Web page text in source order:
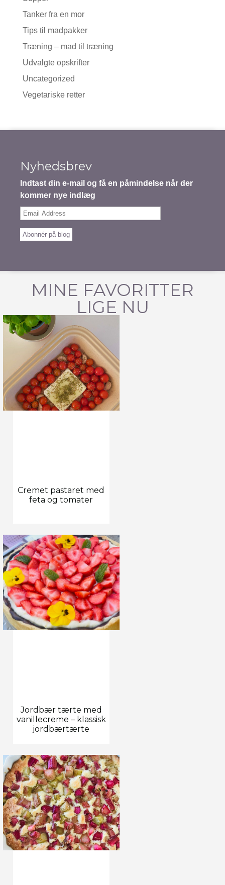
Tanker fra en mor
Tips til madpakker
Træning – mad til træning
Udvalgte opskrifter
Uncategorized
Vegetariske retter
Nyhedsbrev
Indtast din e-mail og få en påmindelse når der
kommer nye indlæg
Email
Abonnér på blog
MINE FAVORITTER
LIGE NU
Cremet pastaret med
feta og tomater
Jordbær tærte med
vanillecreme – klassisk
jordbærtærte